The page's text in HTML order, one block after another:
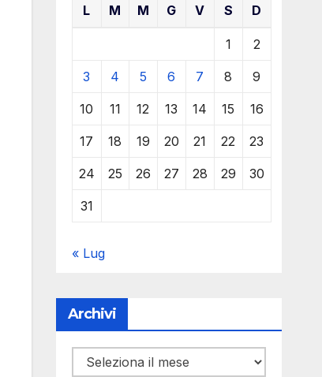
L M M G V S D
1 2
3 4 5 6 7 8 9
10 11 12 13 14 15 16
17 18 19 20 21 22 23
24 25 26 27 28 29 30
31
« Lug
Archivi
Archivi